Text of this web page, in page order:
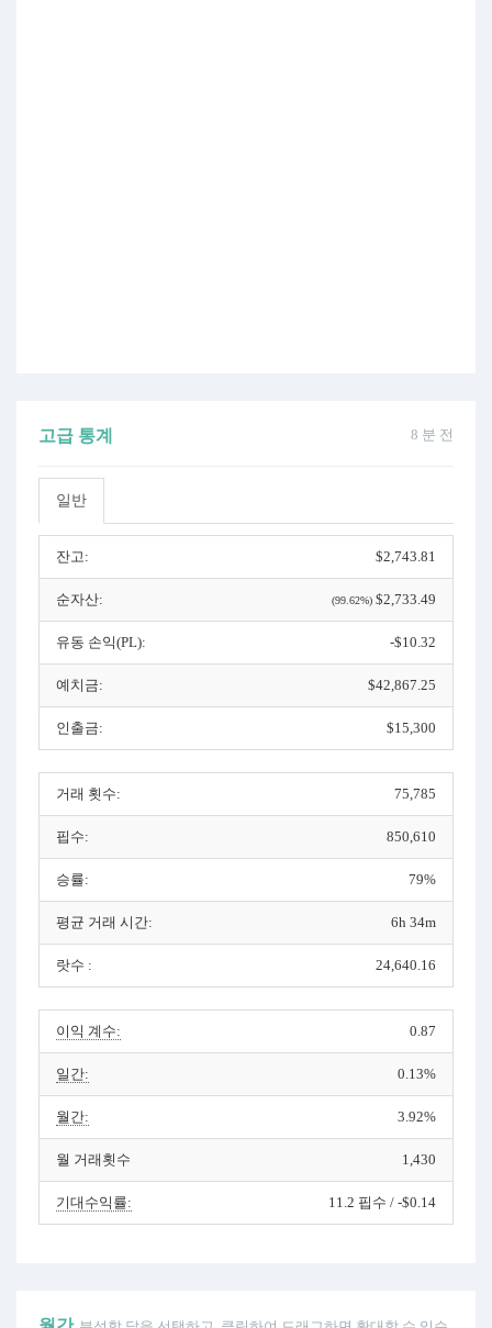
8 분 전
고급 통계
일반
잔고: $2,743.81
순자산: (99.62%) $2,733.49
유동 손익(PL): -$10.32
예치금: $42,867.25
인출금: $15,300
거래 횟수: 75,785
핍수: 850,610
승률: 79%
평균 거래 시간: 6h 34m
랏수 : 24,640.16
이익 계수: 0.87
일간: 0.13%
월간: 3.92%
월 거래횟수 1,430
기대수익률: 11.2 핍수 / -$0.14